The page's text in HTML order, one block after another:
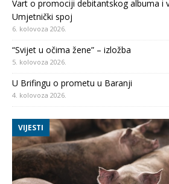
Vart o promociji debitantskog albuma i
Umjetnički spoj
6. kolovoza 2026.
“Svijet u očima žene” – izložba
5. kolovoza 2026.
U Brifingu o prometu u Baranji
4. kolovoza 2026.
VIJESTI